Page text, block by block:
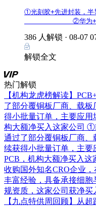
①光刻胶+先进封装，半
②华为+高
386 人解锁 · 08-07
解锁全文
热门解锁
【机构龙虎榜解读】
了部分覆铜板厂商、载
得小批量订单，主要应
构大额净买入这家公司
通过了部分覆铜板厂商
续获得小批量订单，主要
PCB，机构大额净买入
收购国外知名CRO企业
丰富经验，具备承接细
规资质，这家公司获净买
【九点特供周回顾】从